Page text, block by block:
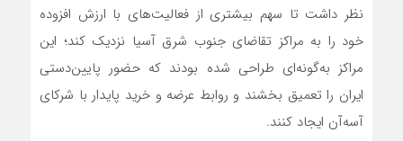
نظر داشت تا سهم بیشتری از فعالیت‌های با ارزش افزوده
خود را به مراکز تقاضای جنوب ‌شرق آسیا نزدیک کند؛ این
مراکز به‌گونه‌ای طراحی شده بودند که حضور پایین‌دستی
ایران را تعمیق بخشند و روابط عرضه و خرید پایدار با شرکای
آسه‌آن ایجاد کنند.